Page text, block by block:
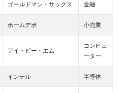
ゴールドマン・サックス 金融
ホームデポ 小売業
アイ・ビー・エム
コンピュ
ーター
インテル 半導体